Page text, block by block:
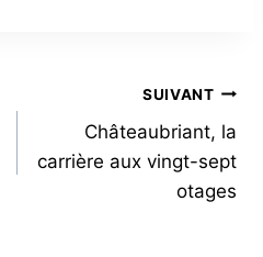
SUIVANT
Châteaubriant, la
carrière aux vingt-sept
otages